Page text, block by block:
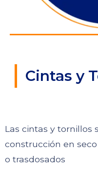
Cintas y
Las cintas y tornillos
construcción en
o trasdosados